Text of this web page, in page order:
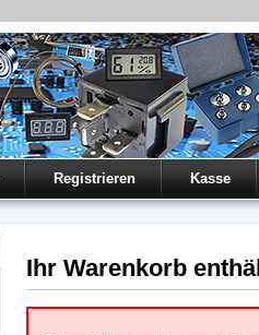
Registrieren Kasse
Ihr Warenkorb